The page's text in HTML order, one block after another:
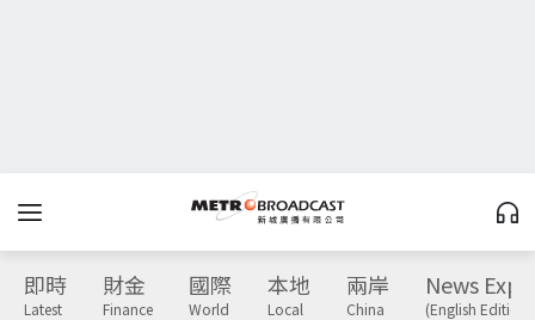
即時
Latest
財金
Finance
國際
World
本地
Local
兩岸
China
News
(English Edition)